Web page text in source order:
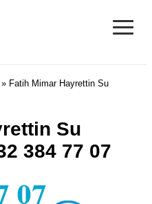
≡
» Fatih Mimar Hayrettin Su
Su
384 77 07